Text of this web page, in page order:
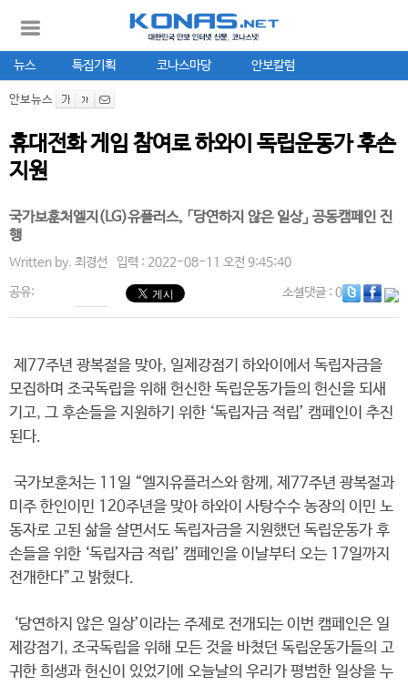
뉴스 특집기획 코나스마당 안보칼럼
안보뉴스
휴대전화 게임 참여로 하와이 독립운동가 후손
지원
국가보훈처­엘지(LG)유플러스, 「당연하지 않은 일상」 공동캠페인 진
행
Written by. 최경선 입력 : 2022-08-11 오전 9:45:40
공유: 소셜댓글: 0
제77주년 광복절을 맞아, 일제강점기 하와이에서 독립자금을
모집하며 조국독립을 위해 헌신한 독립운동가들의 헌신을 되새
기고, 그 후손들을 지원하기 위한 ‘독립자금 적립’ 캠페인이 추진
된다.
국가보훈처는 11일 “엘지유플러스와 함께, 제77주년 광복절과
미주 한인이민 120주년을 맞아 하와이 사탕수수 농장의 이민 노
동자로 고된 삶을 살면서도 독립자금을 지원했던 독립운동가 후
손들을 위한 ‘독립자금 적립’ 캠페인을 이날부터 오는 17일까지
전개한다”고 밝혔다.
‘당연하지 않은 일상’이라는 주제로 전개되는 이번 캠페인은 일
제강점기, 조국독립을 위해 모든 것을 바쳤던 독립운동가들의 고
귀한 희생과 헌신이 있었기에 오늘날의 우리가 평범한 일상을 누